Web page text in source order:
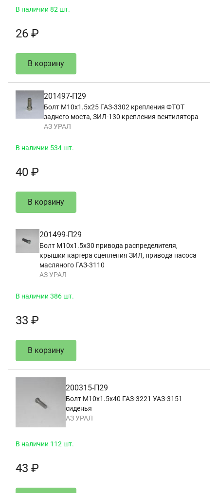
В наличии 82 шт.
26 ₽
В корзину
201497-П29
Болт М10х1.5х25 ГАЗ-3302 крепления ФТОТ
заднего моста, ЗИЛ-130 крепления вентилятора
АЗ УРАЛ
В наличии 534 шт.
40 ₽
В корзину
201499-П29
Болт М10х1.5х30 привода распределителя,
крышки картера сцепления ЗИЛ, привода насоса
масляного ГАЗ-3110
АЗ УРАЛ
В наличии 386 шт.
33 ₽
В корзину
200315-П29
Болт М10х1.5х40 ГАЗ-3221 УАЗ-3151
сиденья
АЗ УРАЛ
В наличии 112 шт.
43 ₽